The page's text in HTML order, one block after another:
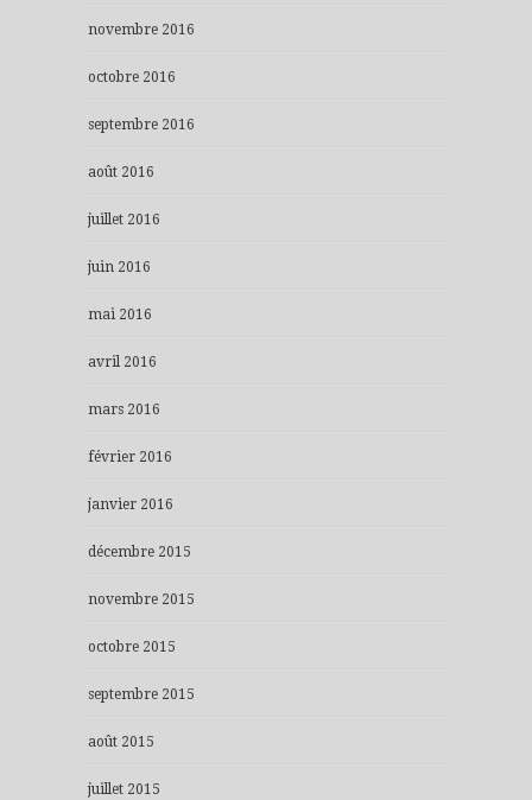
novembre 2016
octobre 2016
septembre 2016
août 2016
juillet 2016
juin 2016
mai 2016
avril 2016
mars 2016
février 2016
janvier 2016
décembre 2015
novembre 2015
octobre 2015
septembre 2015
août 2015
juillet 2015